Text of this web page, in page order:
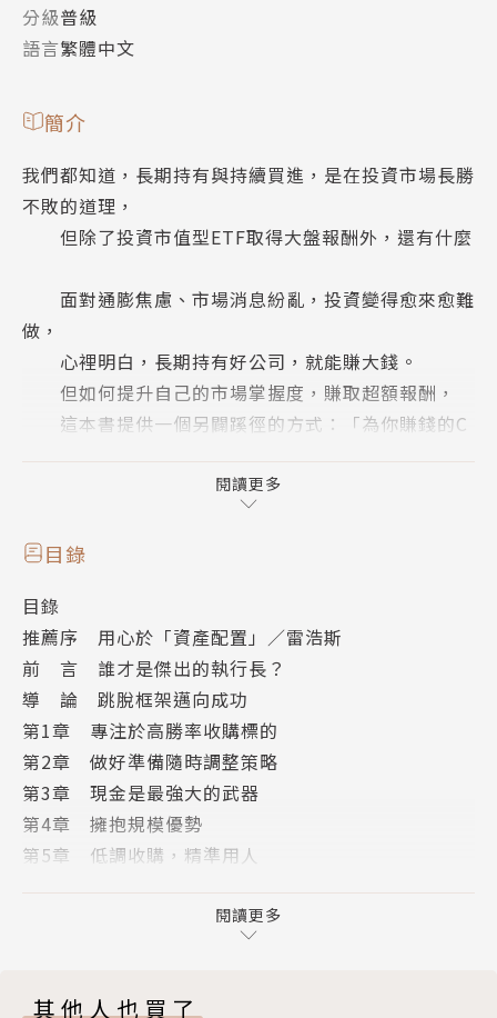
分級普級
語言繁體中文
簡介
我們都知道，長期持有與持續買進，是在投資市場長勝
不敗的道理，
但除了投資市值型ETF取得大盤報酬外，還有什麼
面對通膨焦慮、市場消息紛亂，投資變得愈來愈難
做，
心裡明白，長期持有好公司，就能賺大錢。
但如何提升自己的市場掌握度，賺取超額報酬，
這本書提供一個另闢蹊徑的方式：「為你賺錢的C
拿出筆勾選，看看你投資的公司的執行長，符合多
少項高績效特質：
☑一定問報酬率，重視現金流量，只去執行報酬具
有吸引力的投資專案
☑保持彈性，面對不確定性，不打高空，以務實的
機會主義因應
☑獨立自主，不過度分析，或倚賴外部顧問的建議
☑像鱷魚般有耐心，伺機而動，一旦出現機會，就
以驚人速度大膽行動
☑高度分權，降低了成本與公司 / 集團內部的「敵
意」
打工仔觀點；焦點放在變數，避免盲從
閱讀更多
目錄
目錄
推薦序 用心於「資產配置」／雷浩斯
前 言 誰才是傑出的執行長？
導 論 跳脫框架邁向成功
第1章 專注於高勝率收購標的
第2章 做好準備隨時調整策略
第3章 現金是最強大的武器
第4章 擁抱規模優勢
第5章 低調收購，精準用人
第7章 做堅守祖先封地的領主
結 語 老狗的老把戲
閱讀更多
其他人也買了